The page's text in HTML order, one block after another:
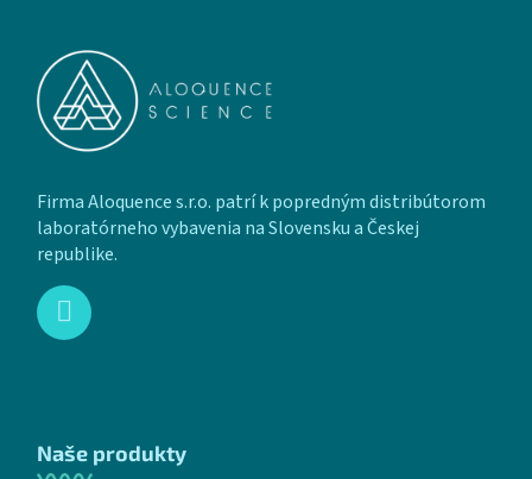
Firma Aloquence s.r.o. patrí k popredným distribútorom
laboratórneho vybavenia na Slovensku a Českej
republike.
Naše produkty